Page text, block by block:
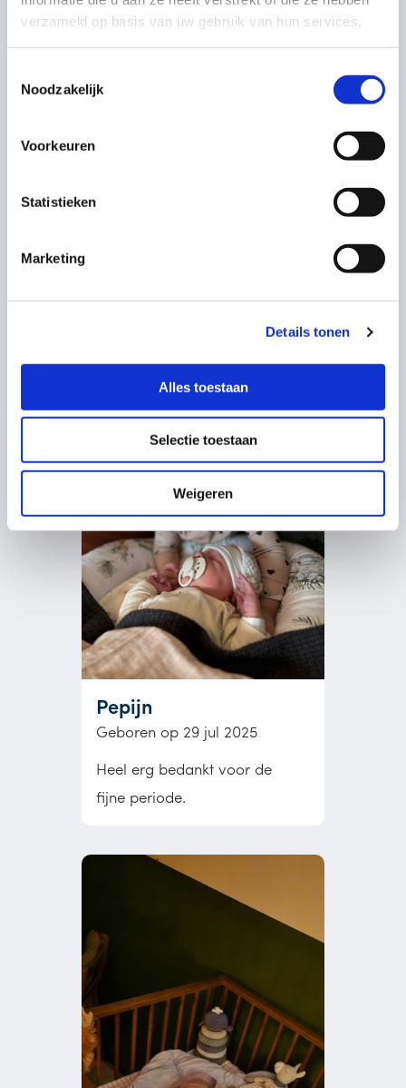
verzameld op basis van uw gebruik van hun services.
Noodzakelijk
Voorkeuren
Statistieken
Marketing
Details tonen
Alles toestaan
Selectie toestaan
Weigeren
gehad!
Pepijn
Geboren op 29 jul 2025
Heel erg bedankt voor de
fijne periode.